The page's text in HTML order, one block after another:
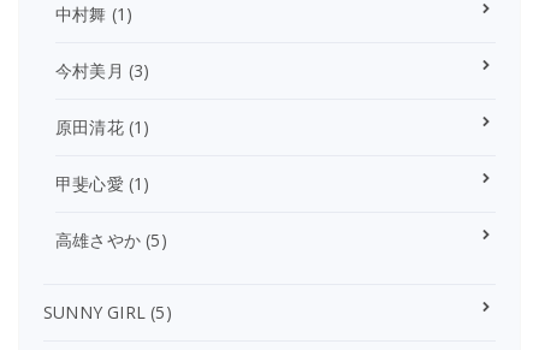
中村舞 (1)
今村美月 (3)
原田清花(1)
甲斐心愛 (1)
高雄さやか (5)
SUNNY GIRL (5)